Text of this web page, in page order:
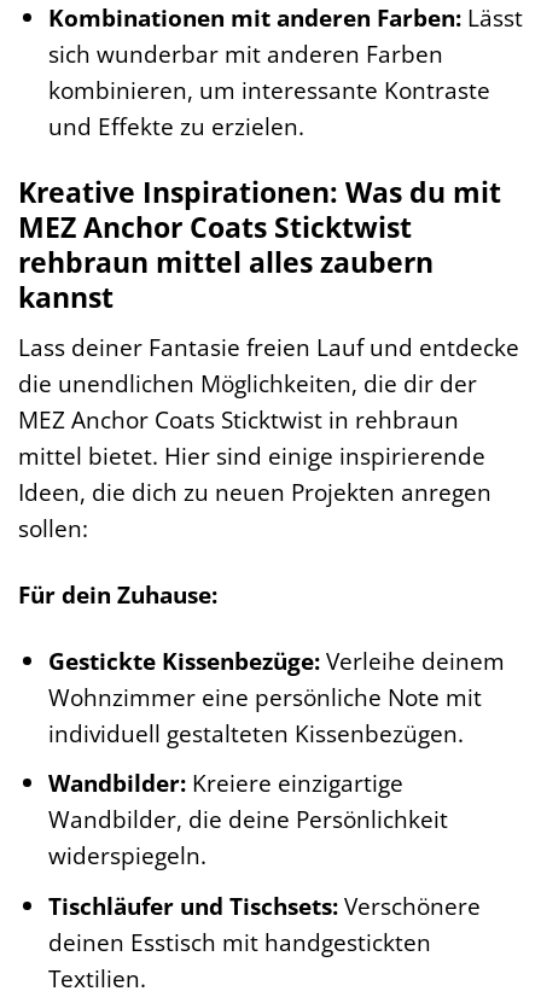
Kombinationen mit anderen Farben:Lässt
sich wunderbar mit anderen Farben
kombinieren, um interessante Kontraste
und Effekte zu erzielen.
Kreative Inspirationen: Was du mit
MEZ Anchor Coats Sticktwist
rehbraun mittel alles zaubern
kannst
Lass deiner Fantasie freien Lauf und entdecke
die unendlichen Möglichkeiten, die dir der
MEZ Anchor Coats Sticktwist in rehbraun
mittel bietet. Hier sind einige inspirierende
Ideen, die dich zu neuen Projekten anregen
sollen:
Für dein Zuhause:
Gestickte Kissenbezüge:Verleihe deinem
Wohnzimmer eine persönliche Note mit
individuell gestalteten Kissenbezügen.
Wandbilder:Kreiere einzigartige
Wandbilder, die deine Persönlichkeit
widerspiegeln.
Tischläufer und Tischsets:Verschönere
deinen Esstisch mit handgestickten
Textilien.